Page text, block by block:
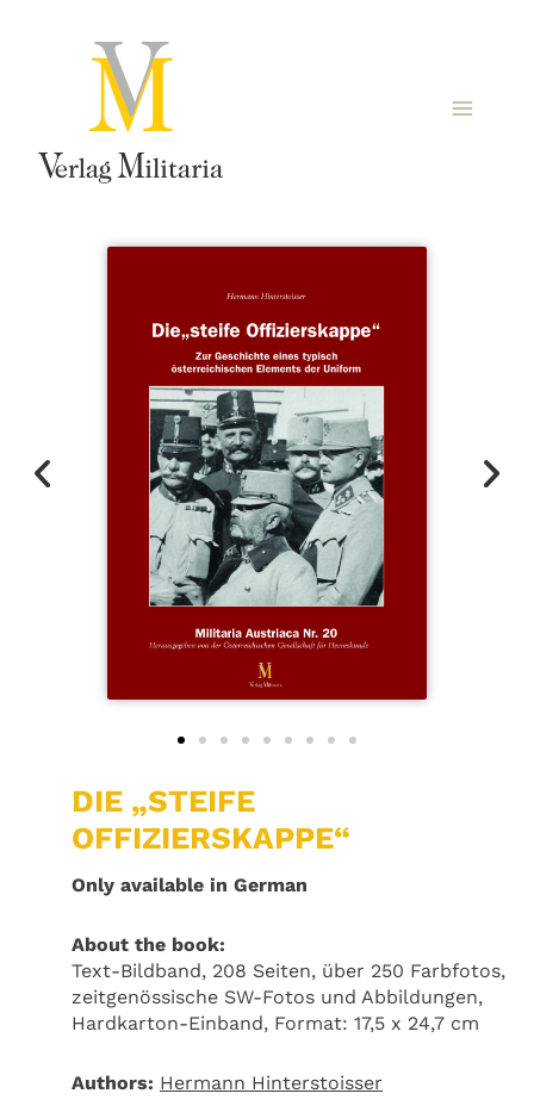
DIE „STEIFE
OFFIZIERSKAPPE“
Only available in German
About the book:
Text-Bildband, 208 Seiten, über 250 Farbfotos,
zeitgenössische SW-Fotos und Abbildungen,
Hardkarton-Einband, Format: 17,5 x 24,7 cm
Authors: Hermann Hinterstoisser